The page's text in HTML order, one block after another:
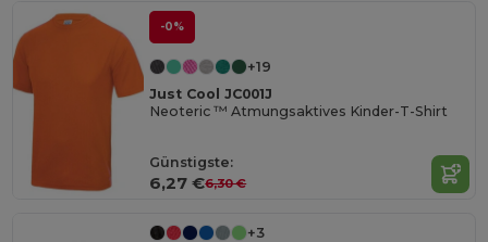
-0%
+19
Just Cool JC001J
Neoteric ™ Atmungsaktives Kinder-T-Shirt
Günstigste:
6,27 €6,30 €
+3